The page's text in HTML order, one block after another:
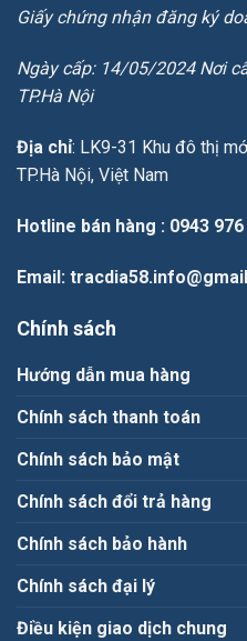
Giấy chứng nhận đăng ký
Ngày cấp: 14/05/2024 Nơi
TP.Hà Nội
Địa chỉ: LK9-31 Khu đô thị
TP.Hà Nội, Việt Nam
Hotline bán hàng : 0943 976
Email:
Chính sách
Hướng dẫn mua hàng
Chính sách thanh toán
Chính sách bảo mật
Chính sách đổi trả hàng
Chính sách bảo hành
Chính sách đại lý
Điều kiện giao dịch chung